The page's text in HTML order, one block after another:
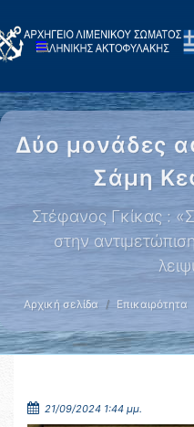
Δύο μονάδες
Σάμη
Στέφανος Γκίκας :
στην
Αρχική σελίδα Επικαιρότητα
21/09/2024 1:44 μμ.